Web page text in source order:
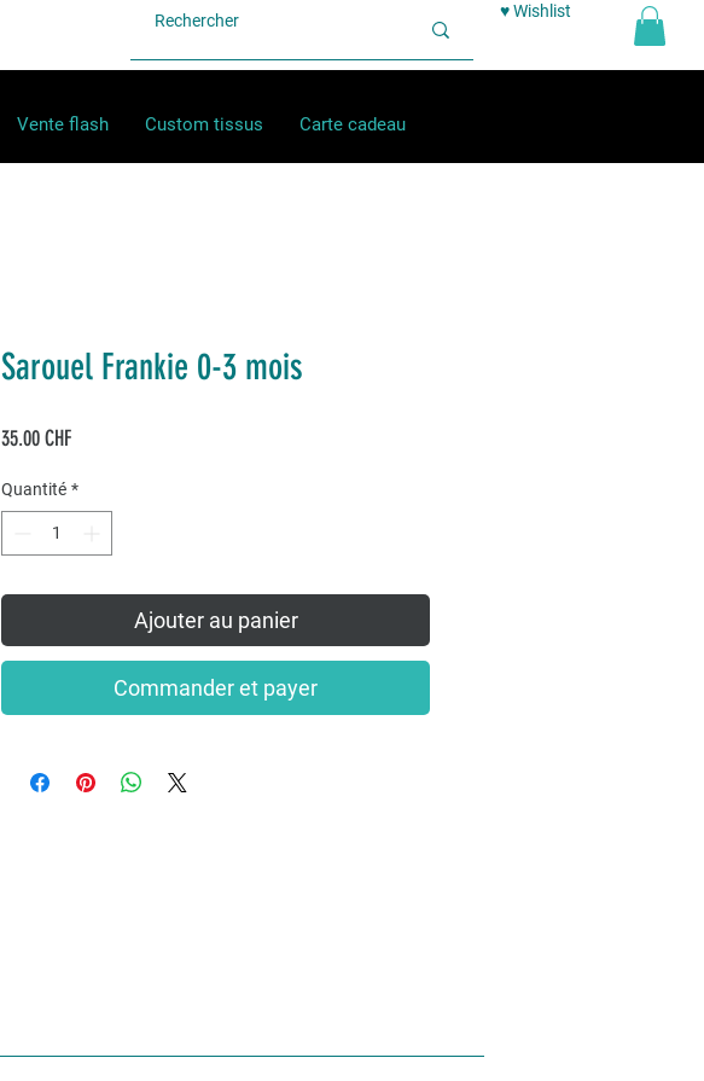
♥ Wishlist
Vente flash Custom tissus Carte cadeau
Sarouel Frankie 0-3 mois
35.00 CHFPrix
Quantité *
Ajouter au panier
Commander et payer